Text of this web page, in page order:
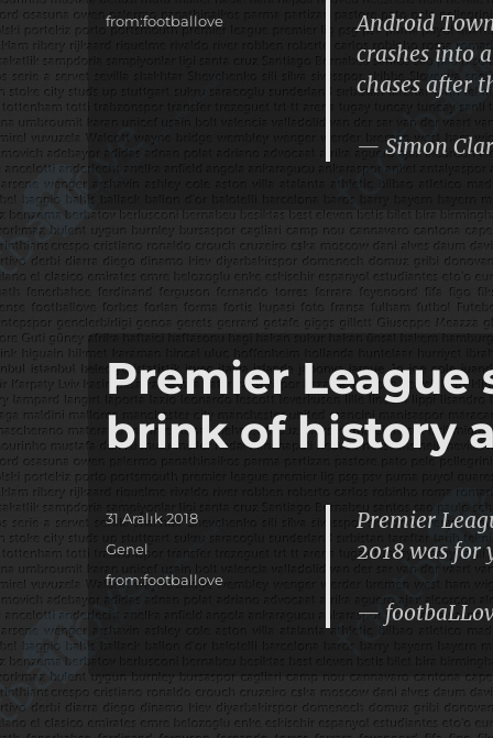
Android
crashes into
chases after
— Simon
Etiketler
from:footballove
Premier League
brink of history
Premier
2018 was for
—
Yayın
tarihi
31 Aralık 2018
Kategoriler
Genel
Etiketler
from:footballove